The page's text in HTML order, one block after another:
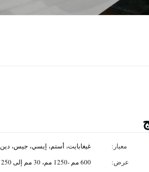
معيار: غيغابايت، أستم، إيسي، جيس، دين
عرض: